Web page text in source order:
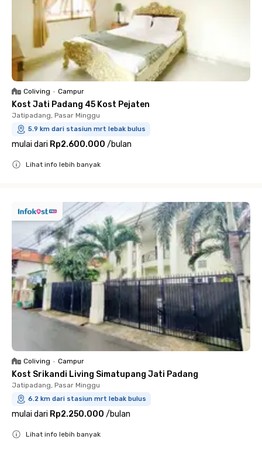
Coliving • Campur
Kost Jati Padang 45 Kost Pejaten
Jatipadang, Pasar Minggu
5.9 km dari stasiun mrt lebak bulus
mulai dari Rp2.600.000 /bulan
Lihat info lebih banyak
Coliving • Campur
Kost Srikandi Living Simatupang Jati Padang
Jatipadang, Pasar Minggu
6.2 km dari stasiun mrt lebak bulus
mulai dari Rp2.250.000 /bulan
Lihat info lebih banyak